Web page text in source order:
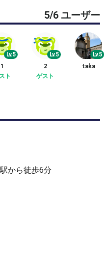
変申し訳ありませんが、７
ー施設をご利用頂く事は出
5/6 ユーザー
Lv.5
1
ト
Lv.5
2
ゲスト
Lv.5
taka
から徒歩6分